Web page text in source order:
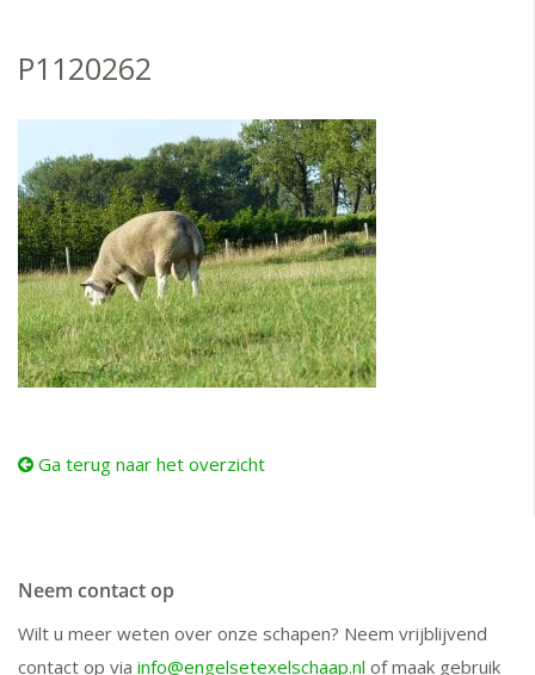
P1120262
Ga terug naar het overzicht
Neem contact op
Wilt u meer weten over onze schapen? Neem vrijblijvend
contact op via info@engelsetexelschaap.nl of maak gebruik